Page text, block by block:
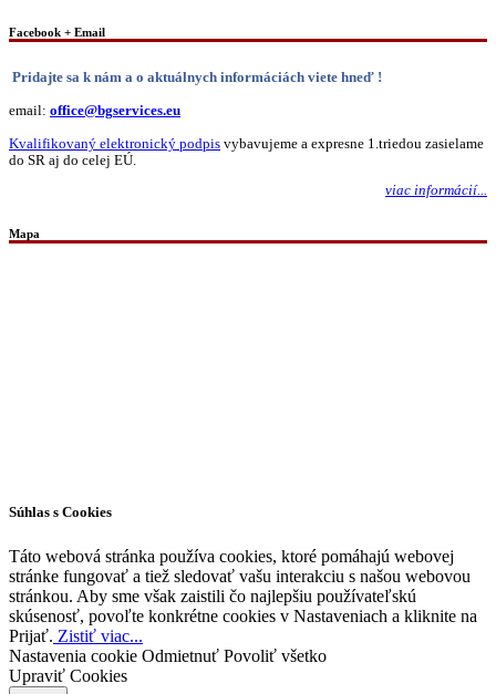
Facebook + Email
Pridajte sa k nám a o aktuálnych informáciách viete hneď !
email: office@bgservices.eu
Kvalifikovaný elektronický podpis vybavujeme a expresne 1.triedou zasielame
do SR aj do celej EÚ.
viac informácií...
Mapa
Súhlas s Cookies
Táto webová stránka používa cookies, ktoré pomáhajú webovej
stránke fungovať a tiež sledovať vašu interakciu s našou webovou
stránkou. Aby sme však zaistili čo najlepšiu používateľskú
skúsenosť, povoľte konkrétne cookies v Nastaveniach a kliknite na
Prijať. Zistiť viac...
Nastavenia cookie Odmietnuť Povoliť všetko
Upraviť Cookies